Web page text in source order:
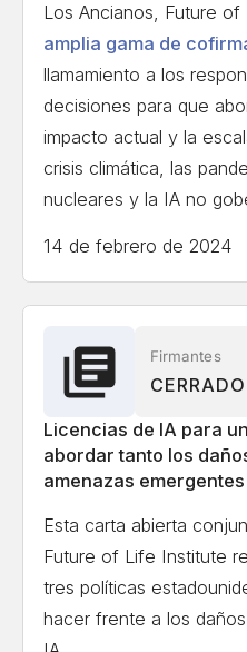
Los Ancianos, Future
amplia gama de
llamamiento a los
decisiones para que
impacto actual y la
crisis climática, las
nucleares y la IA no
14 de febrero de 2024
Firmantes
CERRADO
Licencias de IA para
abordar tanto los
amenazas emergentes
Esta carta abierta
Future of Life Institute
tres políticas
hacer frente a los